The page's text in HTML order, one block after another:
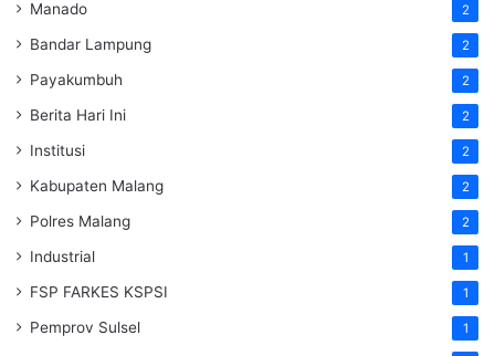
Manado 2
Bandar Lampung 2
Payakumbuh 2
Berita Hari Ini 2
Institusi 2
Kabupaten Malang 2
Polres Malang 2
Industrial 1
FSP FARKES KSPSI 1
Pemprov Sulsel 1